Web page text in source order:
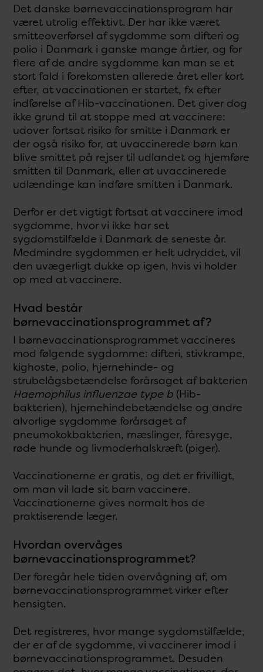
Det danske børnevaccinationsprogram har
været utrolig effektivt. Der har ikke været
smitteoverførsel af sygdomme som difteri og
polio i Danmark i ganske mange årtier, og for
flere af de andre sygdomme kan man se et
stort fald i forekomsten allerede året eller kort
efter, at vaccinationen er startet, fx efter
indførelse af Hib-vaccinationen. Det giver dog
ikke grund til at stoppe med at vaccinere:
udover fortsat risiko for smitte i Danmark er
der også risiko for, at uvaccinerede børn kan
blive smittet på rejser til udlandet og hjemføre
smitten til Danmark, eller at uvaccinerede
udlændinge kan indføre smitten i Danmark.
Derfor er det vigtigt fortsat at vaccinere imod
sygdomme, hvor vi ikke har set
sygdomstilfælde i Danmark de seneste år.
Medmindre sygdommen er helt udryddet, vil
den uvægerligt dukke op igen, hvis vi holder
op med at vaccinere.
Hvad består
børnevaccinationsprogrammet af?
I børnevaccinationsprogrammet vaccineres
mod følgende sygdomme: difteri, stivkrampe,
kighoste, polio, hjernehinde- og
strubelågsbetændelse forårsaget af bakterien
Haemophilus influenzae type b (Hib-
bakterien), hjernehindebetændelse og andre
alvorlige sygdomme forårsaget af
pneumokokbakterien, mæslinger, fåresyge,
røde hunde og livmoderhalskræft (piger).
Vaccinationerne er gratis, og det er frivilligt,
om man vil lade sit barn vaccinere.
Vaccinationerne gives normalt hos de
praktiserende læger.
Hvordan overvåges
børnevaccinationsprogrammet?
Der foregår hele tiden overvågning af, om
børnevaccinationsprogrammet virker efter
hensigten.
Det registreres, hvor mange sygdomstilfælde,
der er af de sygdomme, vi vaccinerer imod i
børnevaccinationsprogrammet. Desuden